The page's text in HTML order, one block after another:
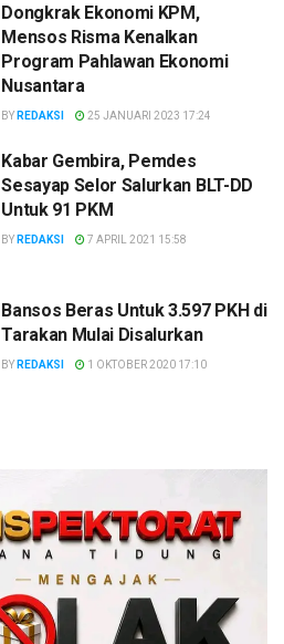
Dongkrak Ekonomi KPM,
Mensos Risma Kenalkan
Program Pahlawan Ekonomi
Nusantara
BY REDAKSI 25 JANUARI 2023 17:24
Kabar Gembira, Pemdes
Sesayap Selor Salurkan BLT-DD
Untuk 91 PKM
BY REDAKSI 7 APRIL 2021 15:58
Bansos Beras Untuk 3.597 PKH di
Tarakan Mulai Disalurkan
BY REDAKSI 1 OKTOBER 2020 17:10